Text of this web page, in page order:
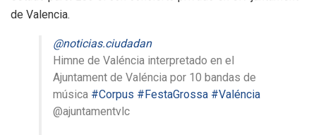
de Valencia.
@noticias.ciudadan
Himne de Valéncia interpretado en el
Ajuntament de Valéncia por 10 bandas de
música #Corpus #FestaGrossa #Valéncia
@ajuntamentvlc